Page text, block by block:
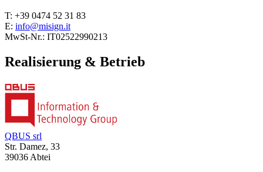
T: +39 0474 52 31 83
E: info@misign.it
MwSt-Nr.: IT02522990213
Realisierung & Betrieb
QBUS srl
Str. Damez, 33
39036 Abtei